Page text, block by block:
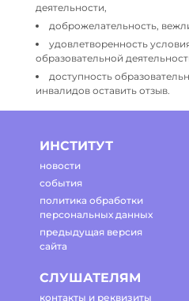
деятельности,
доброжелательность,
удовлетворенность
образовательной
доступность
инвалидов оставить отзыв.
ИНСТИТУТ
новости
события
политика обработки
персональных данных
предыдущая версия
сайта
СЛУШАТЕЛЯМ
контакты и реквизиты